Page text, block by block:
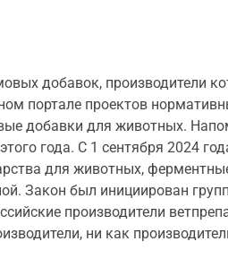
добавок, производители
портале проектов
добавки для животных.
года. С 1 сентября 2024
для животных,
Закон был инициирован
производители
ни как